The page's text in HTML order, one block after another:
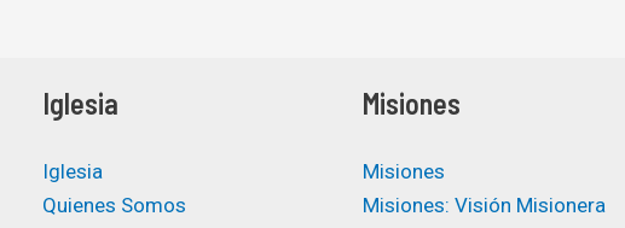
Iglesia
Iglesia
Quienes Somos
Misiones
Misiones
Misiones: Visión Misionera